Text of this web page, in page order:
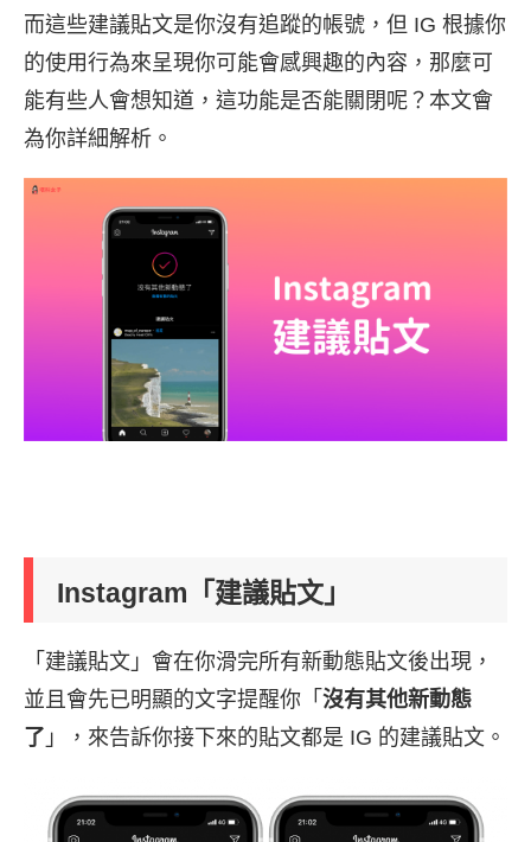
而這些建議貼文是你沒有追蹤的帳號，但 IG 根據你
的使用行為來呈現你可能會感興趣的內容，那麼可
能有些人會想知道，這功能是否能關閉呢？本文會
為你詳細解析。
Instagram「建議貼文」
「建議貼文」會在你滑完所有新動態貼文後出現，
並且會先已明顯的文字提醒你「 沒有其他新動態
了 」，來告訴你接下來的貼文都是 IG 的建議貼文。